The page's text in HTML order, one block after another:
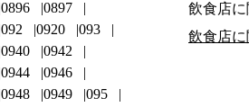
飲食店に
飲食店
0896
0897
092 0920
093
0940
0942
0944
0946
0948 0949
095